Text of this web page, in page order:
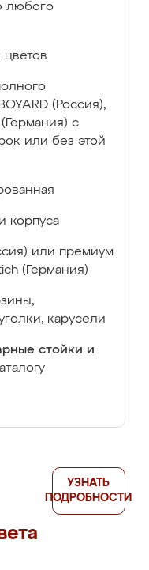
любого
(Россия),
с
или без этой
корпуса
или премиум
(Германия)
карусели
стойки и
УЗНАТЬ
ПОДРОБНОСТИ